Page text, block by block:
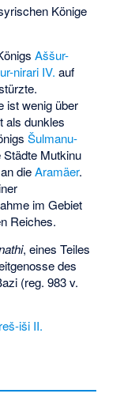
Könige
Aššur-
nirari IV. auf
ist wenig über
als dunkles
Šulmanu-
Mutkinu
an dieAramäer.
im Gebiet
Reiches.
, eines Teiles
des
(reg. 983 v.
iši II.